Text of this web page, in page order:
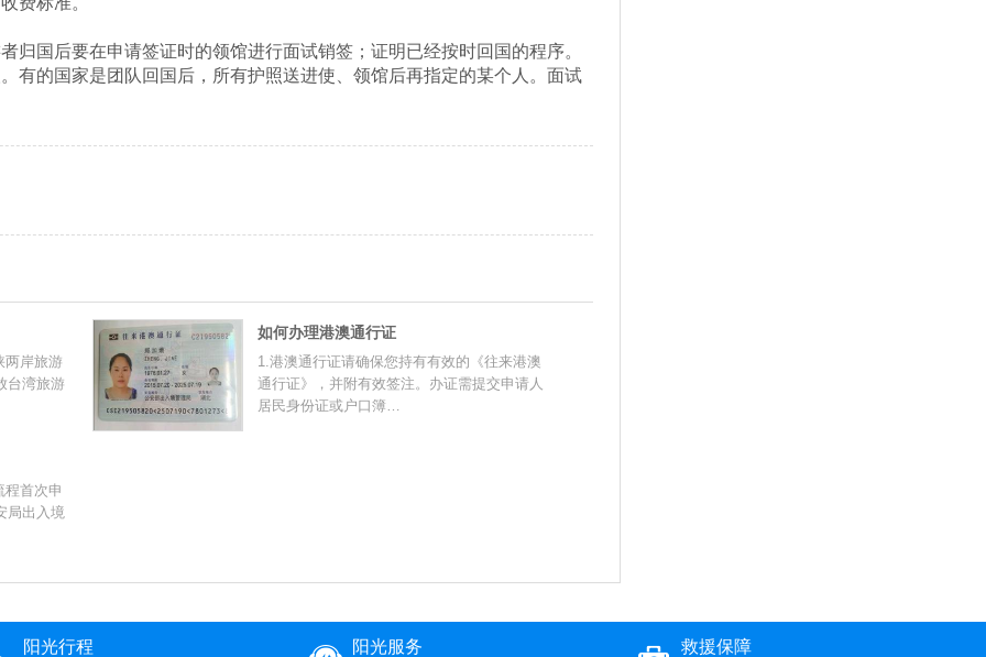
归国后要在申请签证时的领馆进行面试销签；证明已经按时回国的程序。
有的国家是团队回国后，所有护照送进使、领馆后再指定的某个人。面试
两岸旅游
台湾旅游
如何办理港澳通行证
1.港澳通行证请确保您持有有效的《往来港澳
通行证》，并附有效签注。办证需提交申请人
居民身份证或户口簿…
程首次申
局出入境
阳光行程 阳光服务 救援保障